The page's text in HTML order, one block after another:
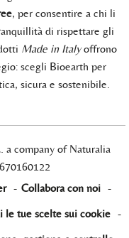
, per consentire a chi li
di rispettare gli
Made in Italyoffrono
scegli Bioearth per
sicura e sostenibile.
a company of Naturalia
- Collabora con noi -
le tue scelte sui cookie -